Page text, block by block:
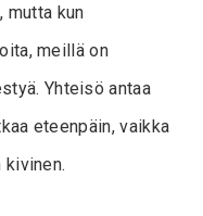
mutta kun
meillä on
Yhteisö antaa
eteenpäin, vaikka